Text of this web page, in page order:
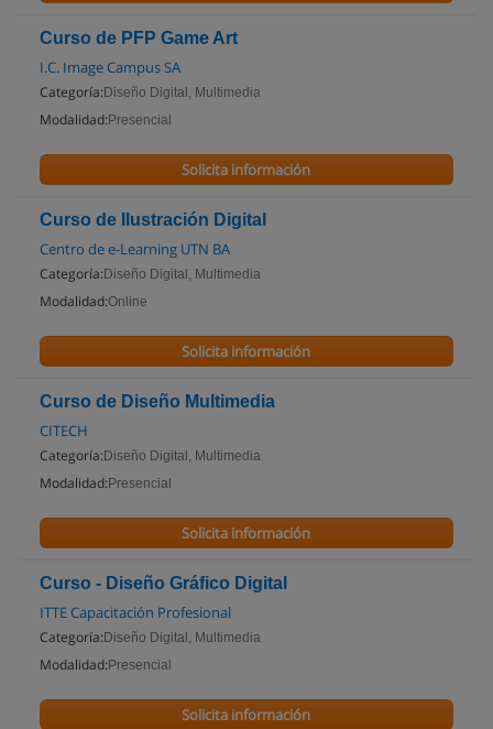
Curso de PFP Game Art
I.C. Image Campus SA
Categoría: Diseño Digital, Multimedia
Modalidad: Presencial
Solicita información
Curso de Ilustración Digital
Centro de e-Learning UTN BA
Categoría: Diseño Digital, Multimedia
Modalidad:Online
Solicita información
Curso de Diseño Multimedia
CITECH
Categoría: Diseño Digital, Multimedia
Modalidad: Presencial
Solicita información
Curso - Diseño Gráfico Digital
ITTE Capacitación Profesional
Categoría: Diseño Digital, Multimedia
Modalidad: Presencial
Solicita información